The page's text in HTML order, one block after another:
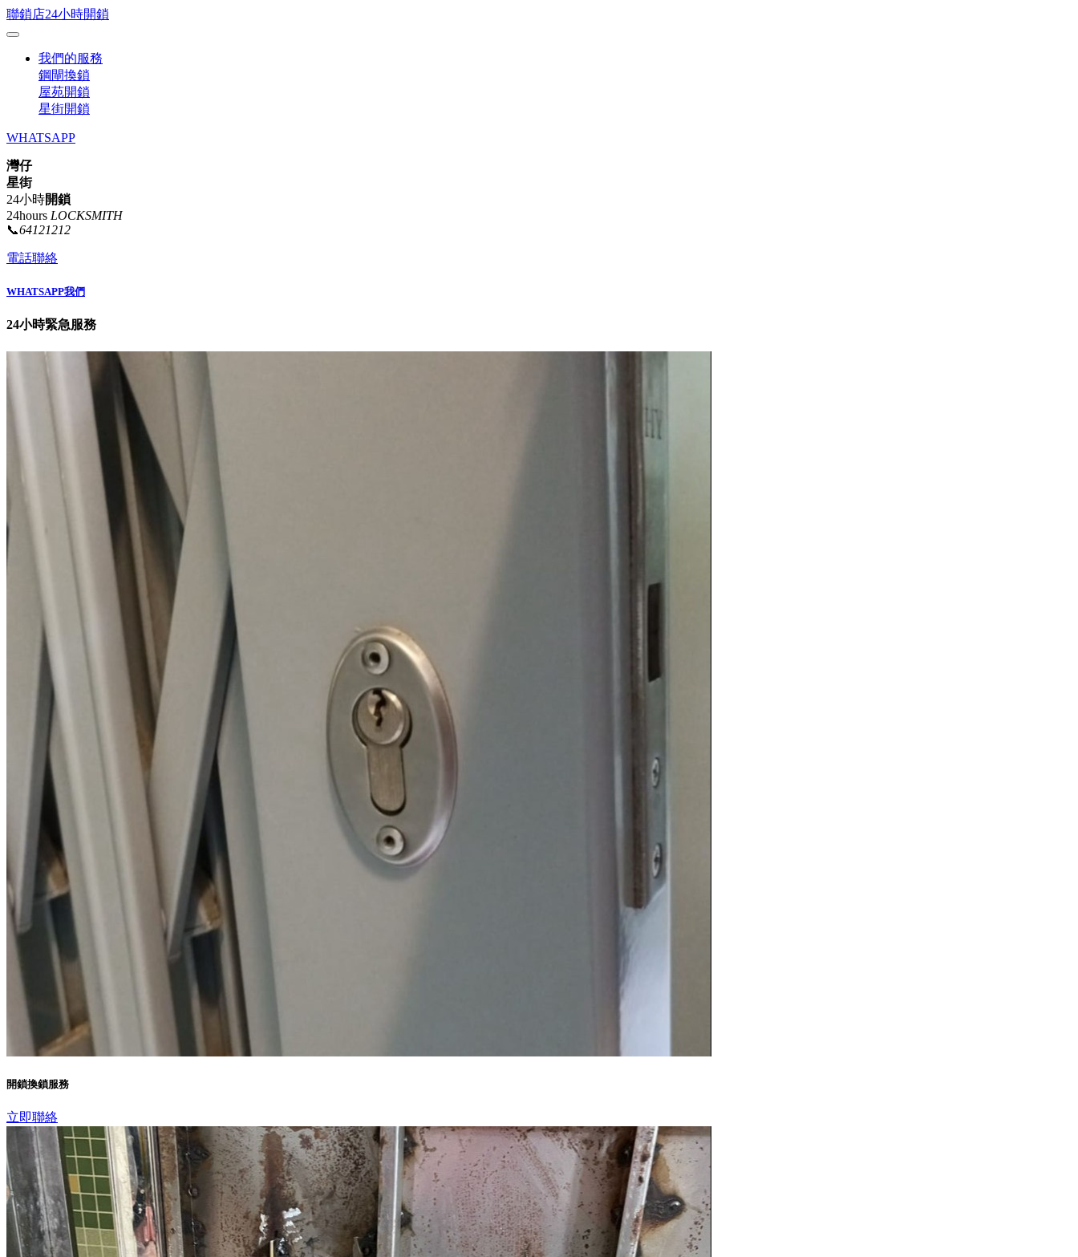
聯鎖店24小時開鎖
我們的服務
鋼閘換鎖
屋苑開鎖
星街開鎖
WHATSAPP
灣仔
星街
24小時開鎖
24hours LOCKSMITH
📞64121212
電話聯絡
WHATSAPP我們
24小時緊急服務
開鎖換鎖服務
立即聯絡